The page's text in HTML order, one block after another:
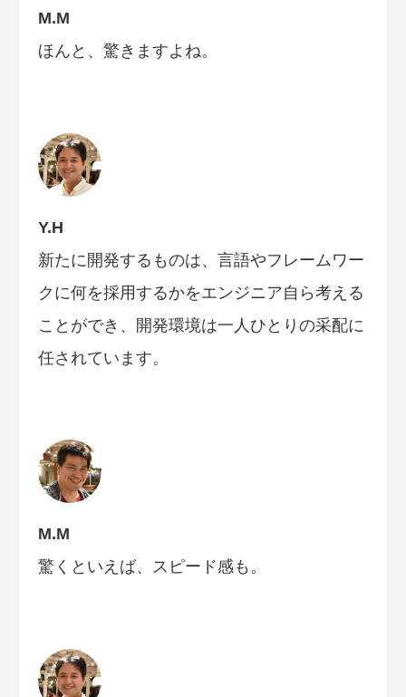
M.M
ほんと、驚きますよね。
Y.H
新たに開発するものは、言語やフレームワー
クに何を採用するかをエンジニア自ら考える
ことができ、開発環境は一人ひとりの采配に
任されています。
M.M
驚くといえば、スピード感も。